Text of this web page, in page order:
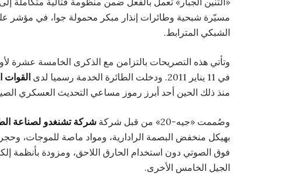
مسيّرة شبحية وطائرات إنذار مبكر محمولة جوا، في مؤشر
الشبكي المترابط.
وتأتي هذه التصريحات بالتزامن مع الذكرى الخامسة عشرة
في 11 يناير 2011. ودخلت الطائرة الخدمة رسميا لدى
القوات
منذ ذلك الحين أحد أبرز رموز مساعي التحديث العسكري
وصُممت «جيه-20» من قبل شركة شركة تشنغدو لصناعة
بهيكل منخفض البصمة الرادارية، ومواد ماصة للموجات،
فوق الصوتي دون استخدام الحارق اللاحق، ومزودة بأنظمة
الجيل الخامس الأخرى.